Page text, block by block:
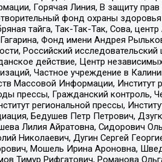
Горячая Линия, В защиту
фонд охраны
тайга, Так-Так-Так, Сова,
Фонд имени Андрея
Российский
действие, Центр
Частное учреждение в
Массовой Информации, Институт
прессы, Гражданский контроль,
региональной прессы,
Бедушев Петр Петрович,
Лилия Айратовна, Сидорович
Николаевич, Дугин Сергей
Мошель Ирина Ароновна,
Тимур Рифгатович, Романова